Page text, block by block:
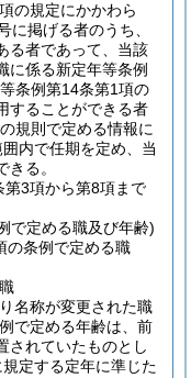
の規定にかかわら
に掲げる者のうち、
る者であって、当該
に係る新定年等条例
条例第14条第1項の
することができる者
規則で定める情報に
内で任期を定め、当
る。
3項から第8項まで
で定める職及び年齢)
の条例で定める職
名称が変更された職
で定める年齢は、前
されていたものとし
定する定年に準じた